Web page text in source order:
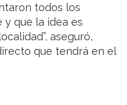
todos los
que la idea es
aseguró,
que tendrá en el